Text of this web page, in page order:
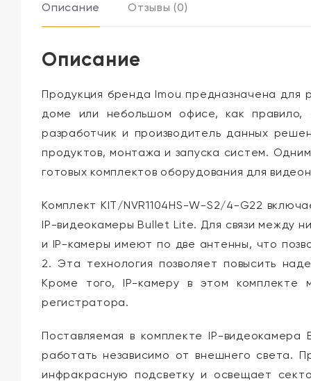
Описание Отзывы (0)
Описание
Продукция бренда Imou предназначена для
доме или небольшом офисе, как правило,
разработчик и производитель данных
продуктов, монтажа и запуска систем.
готовых комплектов оборудования для
Комплект KIT/NVR1104HS-W-S2/4-G22
IP-видеокамеры Bullet Lite. Для связи между
и IP-камеры имеют по две антенны, что
2. Эта технология позволяет повысить
Кроме того, IP-камеру в этом комплекте
регистратора.
Поставляемая в комплекте IP-
работать независимо от внешнего света.
инфракрасную подсветку и освещает